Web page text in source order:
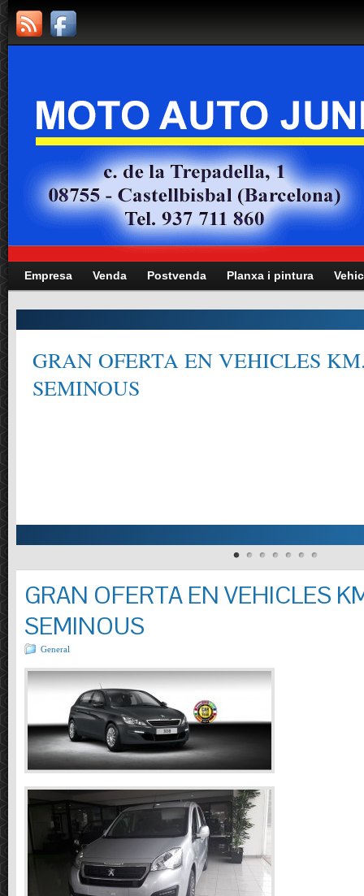
Empresa Venda Postvenda Planxa i pintura
GRAN OFERTA EN VEHICLES
SEMINOUS
GRAN OFERTA EN VEHICLES
SEMINOUS
General